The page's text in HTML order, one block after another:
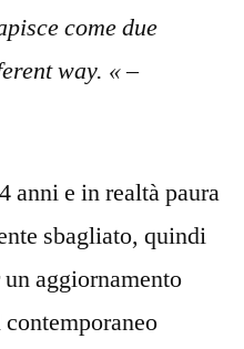
come due
way. «–
anni e in realtà paura
sbagliato, quindi
aggiornamento